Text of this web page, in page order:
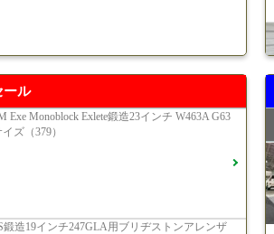
ール
Exe Monoblock Exlete鍛造23インチ W463A G63
ズ（379）
鍛造19インチ247GLA用ブリヂストンアレンザ